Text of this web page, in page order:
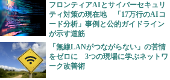
フロンティアAIとサイバーセキュリ
ティ対策の現在地 「17万行のAIコ
ード分析」事例と公的ガイドライン
が示す道筋
「無線LANがつながらない」の苦情
をゼロに 3つの現場に学ぶネットワ
ーク改善術